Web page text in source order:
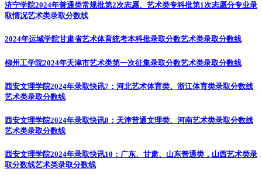
济宁学院2024年普通类常规批第2次志愿、艺术类专科批第1次志愿分专业录
取情况艺术类录取分数线
2024年运城学院甘肃省艺术体育统考本科批录取分数艺术类录取分数线
柳州工学院2024年天津市艺术类第一次征集录取分数艺术类录取分数线
西安文理学院2024年录取快讯7：河北艺术体育类、浙江体育类录取分数线
艺术类录取分数线
西安文理学院2024年录取快讯8：天津普通文理类、河南艺术类录取分数线
艺术类录取分数线
西安文理学院2024年录取快讯10：广东、甘肃、山东普通类，山西艺术类录
取分数线艺术类录取分数线